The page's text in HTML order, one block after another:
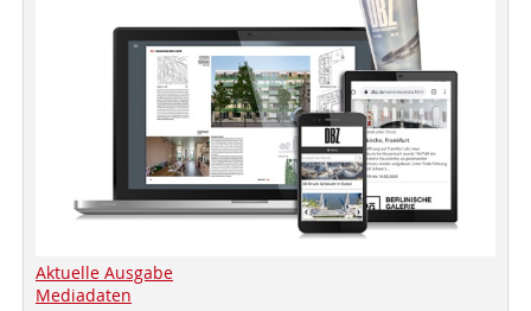
Aktuelle Ausgabe
Mediadaten